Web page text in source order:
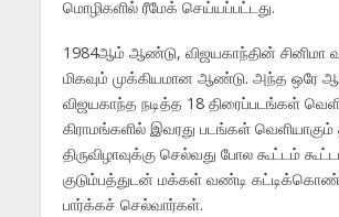
மொழிகளில் ரீமேக் செய்யப்பட்டது.
1984ஆம் ஆண்டு, விஜயகாந்தின் சினிமா
மிகவும் முக்கியமான ஆண்டு. அந்த ஒரே
விஜயகாந்த நடித்த 18 திரைப்படங்கள்
கிராமங்களில் இவரது படங்கள்
திருவிழாவுக்கு செல்வது போல கூட்டம்
குடும்பத்துடன் மக்கள் வண்டி
பார்க்கச் செல்வார்கள்.